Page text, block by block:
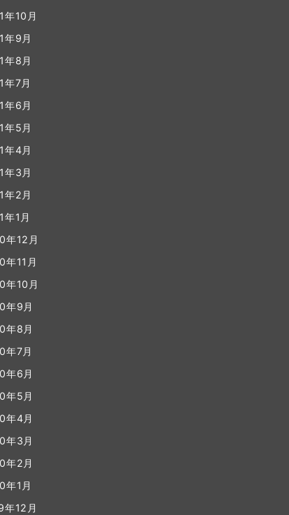
年10月
年9月
年8月
年7月
年6月
年5月
年4月
年3月
年2月
1月
年12月
年11月
年10月
年9月
年8月
年7月
年6月
年5月
年4月
年3月
年2月
年1月
年12月